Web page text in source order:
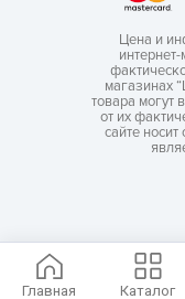
Главная Каталог
Цена и
магазинах
товара могут
от их
сайте